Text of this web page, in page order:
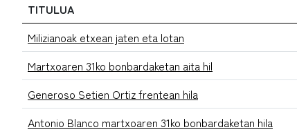
TITULUA
Milizianoak etxean jaten eta lotan
Martxoaren 31ko bonbardaketan aita hil
Generoso Setien Ortiz frentean hila
Antonio Blanco martxoaren 31ko bonbardaketan hila